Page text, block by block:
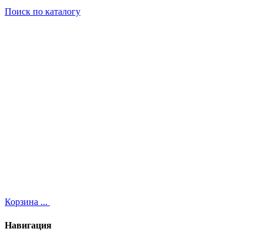
Поиск по каталогу
Корзина ...
Навигация